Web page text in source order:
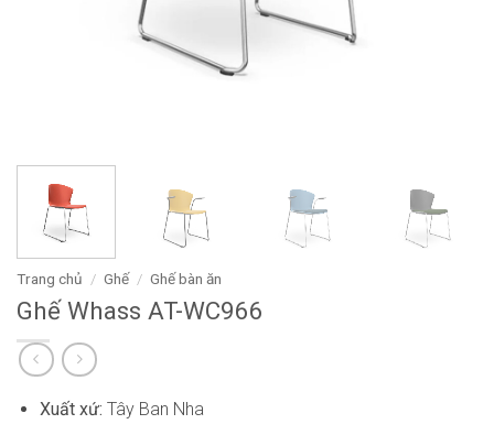
Trang chủ / Ghế / Ghế bàn ăn
Ghế Whass AT-WC966
Xuất xứ: Tây Ban Nha